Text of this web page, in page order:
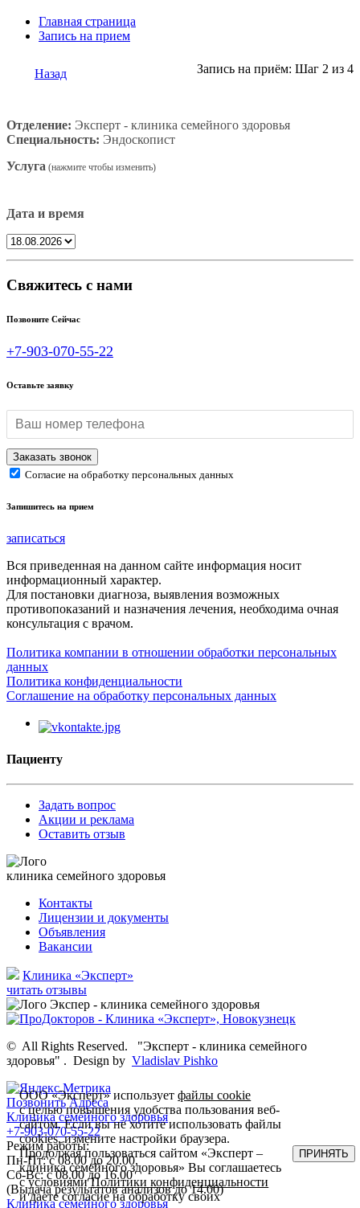
Главная страница
Запись на прием
Назад Запись на приём: Шаг 2 из 4
Отделение: Эксперт - клиника семейного здоровья
Специальность: Эндоскопист
Услуга
Дата и время
Свяжитесь с нами
Позвоните Сейчас
+7-903-070-55-22
Оставьте заявку
Согласие на обработку персональных данных
Запишитесь на прием
записаться
Вся приведенная на данном сайте информация носит
информационный характер.
Для постановки диагноза, выявления возможных
противопоказаний и назначения лечения, необходима очная
консультация с врачом.
Политика компании в отношении обработки персональных
данных
Политика конфиденциальности
Соглашение на обработку персональных данных
Пациенту
Задать вопрос
Акции и реклама
Оставить отзыв
клиника семейного здоровья
Контакты
Лицензии и документы
Объявления
Вакансии
Клиника «Эксперт»
читать отзывы
© All Rights Reserved.
"Эксперт - клиника семейного
здоровья" . Design by Vladislav Pishko
Позвонить Адреса
Клиника семейного здоровья
+7-903-070-55-22
Режим работы:
Пн-Пт: с 08.00 до 20.00,
Сб-Вс: с 08.00 до 16.00
(Выдача результатов анализов до 14.00)
Клиника семейного здоровья
ООО «Эксперт» используетфайлы cookie
с целью повышения удобства пользования веб-
сайтом. Если вы не хотите использовать файлы
cookies, измените настройки браузера.
Продолжая пользоваться сайтом «Эксперт –
клиника семейного здоровья» Вы соглашаетесь
с условиямиПолитики конфиденциальности
и даете согласие на обработку своих
ПРИНЯТЬ